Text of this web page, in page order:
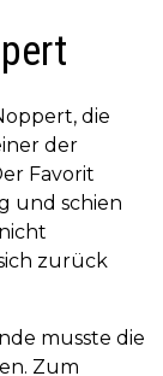
die
der
Favorit
und schien
zurück
musste die
Zum